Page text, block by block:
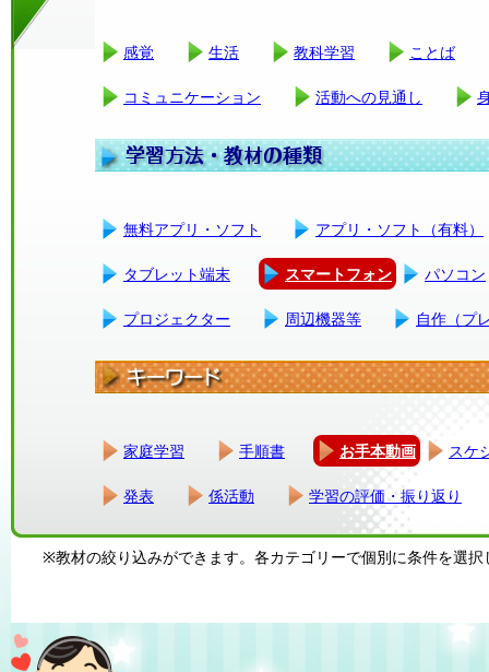
感覚 生活 教科学習 ことば
コミュニケーション 活動への見通し
無料アプリ・ソフト アプリ・ソフト（有料）
タブレット端末 スマートフォン パソコン
プロジェクター 周辺機器等 自作（プ
家庭学習 手順書 お手本動画 スケ
発表 係活動 学習の評価・振り返り
※教材の絞り込みができます。各カテゴリーで個別に条件を選択